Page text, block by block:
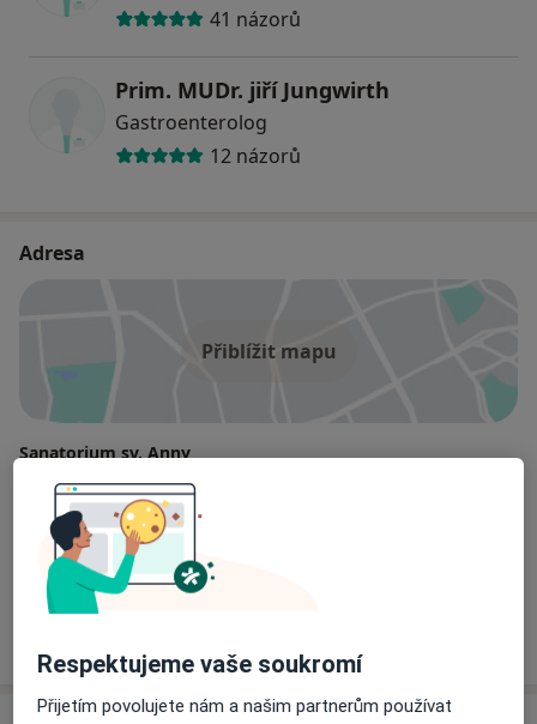
41 názorů
Prim. MUDr. jiří Jungwirth
Gastroenterolog
12 názorů
Adresa
Přiblížit mapu
Sanatorium sv. Anny
Luční 7a/2776, Praha 13000
Pojištění
Oborová zdravotní pojišťovna
Vojenská zdravotní pojišťovna ČR
Všeobecná zdravotní pojišťovna
Zdravotní pojišťovna ministerstva vnitra ČR
Respektujeme vaše soukromí
Přijetím povolujete nám a našim partnerům používat